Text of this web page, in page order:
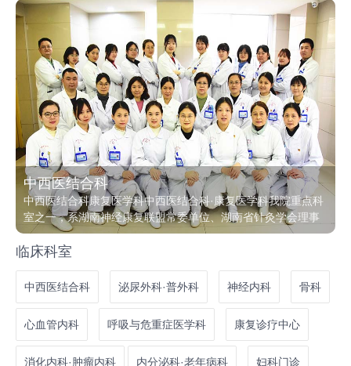
中西医结合科
中西医结合科康复医学科中西医结合科·康复医学科我院重点科
室之一，系湖南神经康复联盟常委单位、湖南省针灸学会理事
单位、湖南省康复医学科专科医联体发展会员单位、湖南省残
疾人康复协会会员单位、湖南创面修复与再生医疗联盟会员单
是湖南省人民医院神经内科康复病房（双向转诊）。科室现有
色，全面开展康复评定、物理治疗(PT)、作业疗法（OT）、语
言治
临床科室
中西医结合科 泌尿外科·普外科 神经内科 骨科
心血管内科 呼吸与危重症医学科 康复诊疗中心
消化内科·肿瘤内科 内分泌科·老年病科 妇科门诊